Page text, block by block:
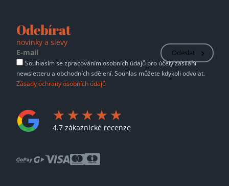
Odebírat
novinky a slevy
Odeslat
Souhlasím se zpracováním osobních údajů pro účely zasílání
newsletteru a obchodních sdělení. Souhlas můžete kdykoli odvolat.
Zásady ochrany osobních údajů
4.7 zákaznické recenze